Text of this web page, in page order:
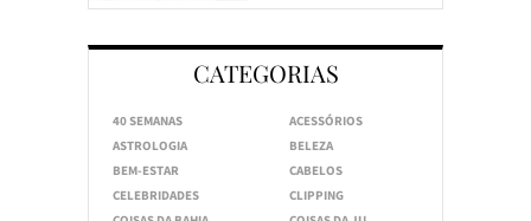
CATEGORIAS
40 SEMANAS
ACESSÓRIOS
ASTROLOGIA
BELEZA
BEM-ESTAR
CABELOS
CELEBRIDADES
CLIPPING